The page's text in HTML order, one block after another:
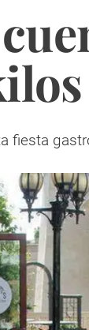
fiesta